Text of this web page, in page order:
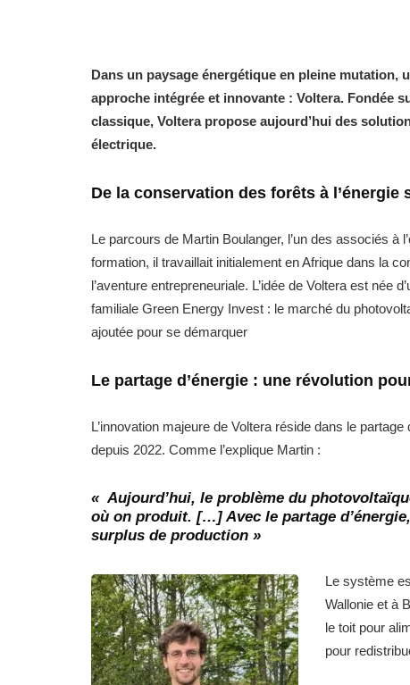
Dans un paysage énergétique en pleine
approche intégrée et innovante : Voltera. Fondée
classique, Voltera propose aujourd’hui des
électrique.
De la conservation des forêts à l’énergie
Le parcours de Martin Boulanger, l’un des associés à
formation, il travaillait initialement en Afrique dans la
l’aventure entrepreneuriale. L’idée de Voltera est née
familiale Green Energy Invest : le marché du
ajoutée pour se démarquer
Le partage d’énergie : une révolution
L’innovation majeure de Voltera réside dans le
depuis 2022. Comme l’explique Martin :
« Aujourd’hui, le problème du
où on produit. […] Avec le partage
surplus de production »
Le système
Wallonie et à
le toit pour
pour